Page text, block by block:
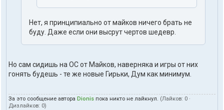
Нет, я принципиально от майков ничего брать не
буду. Даже если они высрут чертов шедевр.
Но сам сидишь на ОС от Майков, наверняка и игры от них
гонять будешь - те же новые Гирьки, Дум как минимум.
За это сообщение автора Dionis пока никто не лайкнул. (Лайков: 0 ·
Дизлайков: 0)